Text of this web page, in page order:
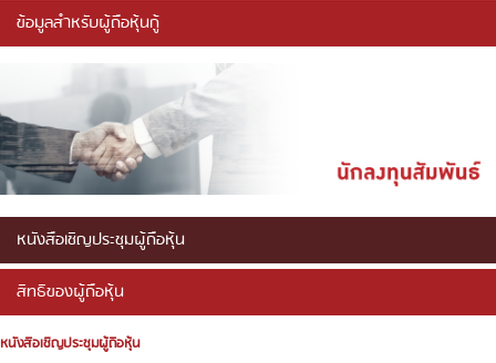
กำกับ
กิจการ
นัก
ลงทุน
สัมพันธ์
ข้อมูลสำหรับผู้ถือหุ้นกู้
หนังสือเชิญประชุมผู้ถือหุ้น
สิทธิของผู้ถือหุ้น
หนังสือเชิญประชุมผู้ถือหุ้น